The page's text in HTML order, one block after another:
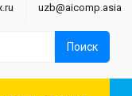
uzb@aicomp.asia